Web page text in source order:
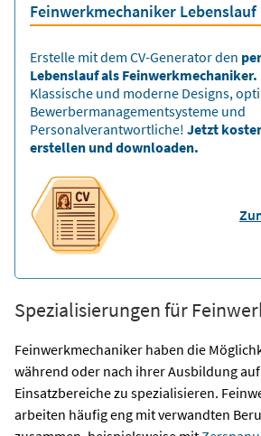
Feinwerkmechaniker Lebenslauf
Erstelle mit dem CV-Generator den
Lebenslauf als Feinwerkmechaniker.
Klassische und moderne Designs,
Bewerbermanagementsysteme und
Personalverantwortliche! Jetzt
erstellen und downloaden.
Spezialisierungen für
Feinwerkmechaniker haben die
während oder nach ihrer Ausbildung
Einsatzbereiche zu spezialisieren.
arbeiten häufig eng mit verwandten